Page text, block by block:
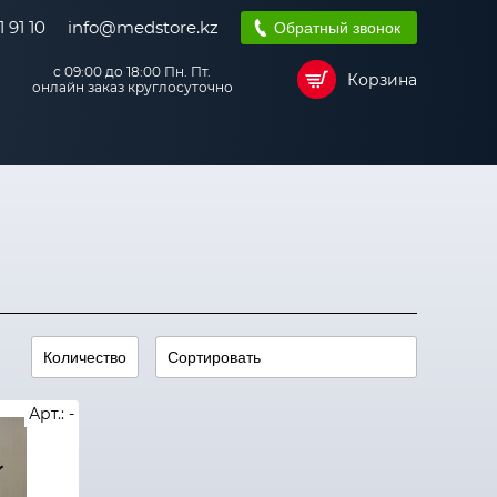
91 10 info@medstore.kz Обратный звонок
с 09:00 до 18:00 Пн. Пт.
онлайн заказ круглосуточно
Корзина
Арт.: -